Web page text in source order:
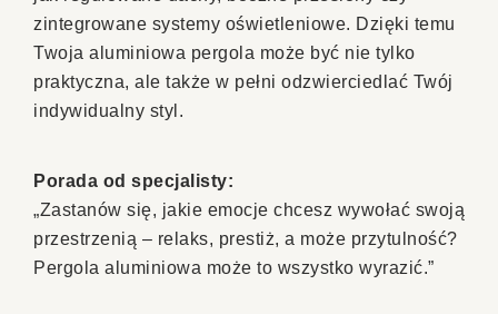
zintegrowane systemy oświetleniowe. Dzięki temu
Twoja aluminiowa pergola może być nie tylko
praktyczna, ale także w pełni odzwierciedlać Twój
indywidualny styl.
Porada od specjalisty:
„Zastanów się, jakie emocje chcesz wywołać swoją
przestrzenią – relaks, prestiż, a może przytulność?
Pergola aluminiowa może to wszystko wyrazić.”